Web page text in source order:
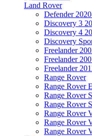
Land Rover
Defender
Discovery 3
Discovery 4
Discovery
Freelander
Freelander
Freelander
Range Rover
Range Rover
Range Rover
Range Rover
Range Rover
Range Rover
Range Rover